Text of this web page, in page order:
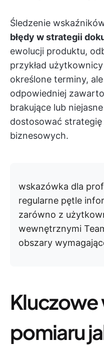
Śledzenie
błędy w strategii
ewolucji produktu,
przykład
określone terminy,
odpowiedniej
brakujące lub
dostosować
biznesowych.
wskazówka dla
regularne pętle
zarówno z
wewnętrznymi
obszary
Kluczowe
pomiaru